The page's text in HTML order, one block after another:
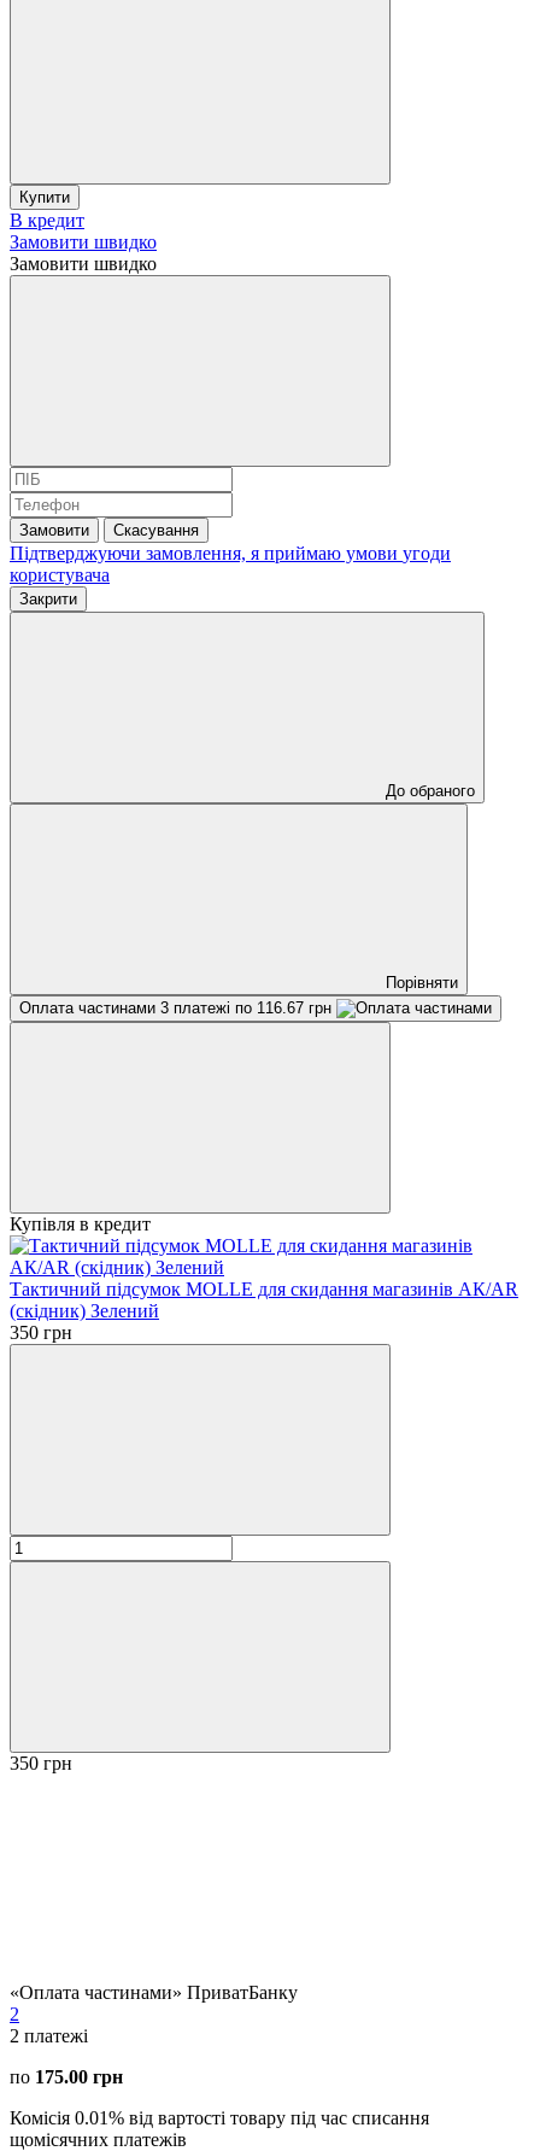
Купити
В кредит
Замовити швидко
Замовити швидко
Замовити Скасування
Підтверджуючи замовлення, я приймаю умови угоди
користувача
Закрити
До обраного
Порівняти
Оплата частинами 3 платежі по 116.67 грн
Купівля в кредит
Тактичний підсумок MOLLE для скидання магазинів АК/AR
(скідник) Зелений
350 грн
350 грн
«Оплата частинами» ПриватБанку
2
2 платежі
по 175.00 грн
Комісія 0.01% від вартості товару під час списання
щомісячних платежів